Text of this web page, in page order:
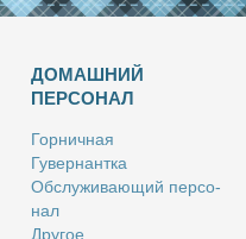
ДОМАШНИЙ
ПЕРСОНАЛ
Гор­нич­ная
Гу­вер­нант­ка
Об­слу­жи­ва­ю­щий пер­со­
нал
Дру­гое